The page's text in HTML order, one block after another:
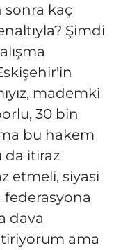
sonra kaç
Şimdi
mademki
30 bin
bu hakem
da itiraz
etmeli, siyasi
dava
ama